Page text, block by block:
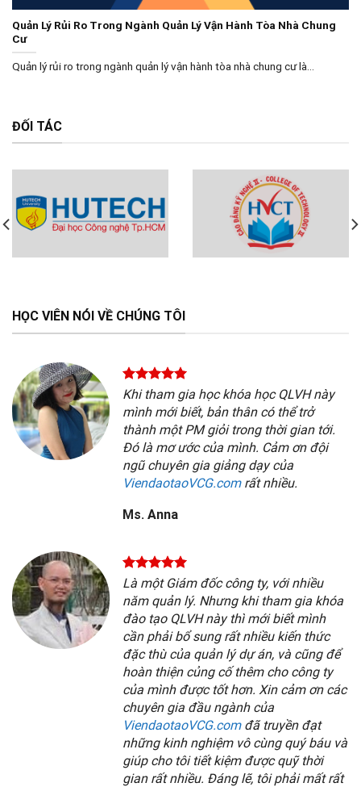
Quản Lý Rủi Ro Trong Ngành Quản Lý Vận Hành Tòa Nhà Chung
Cư
Quản lý rủi ro trong ngành quản lý vận hành tòa nhà chung cư là...
ĐỐI TÁC
HỌC VIÊN NÓI VỀ CHÚNG TÔI
Khi tham gia học khóa học QLVH này
mình mới biết, bản thân có thể trở
thành một PM giỏi trong thời gian tới.
Đó là mơ ước của mình. Cảm ơn đội
ngũ chuyên gia giảng dạy của
ViendaotaoVCG.comrất nhiều.
Ms. Anna
Là một Giám đốc công ty, với nhiều
năm quản lý. Nhưng khi tham gia khóa
đào tạo QLVH này thì mới biết mình
cần phải bổ sung rất nhiều kiến thức
đặc thù của quản lý dự án, và cũng để
hoàn thiện củng cố thêm cho công ty
của mình được tốt hơn. Xin cảm ơn các
chuyên gia đầu ngành của
ViendaotaoVCG.comđã truyền đạt
những kinh nghiệm vô cùng quý báu và
giúp cho tôi tiết kiệm được quỹ thời
gian rất nhiều. Đáng lẽ, tôi phải mất rất